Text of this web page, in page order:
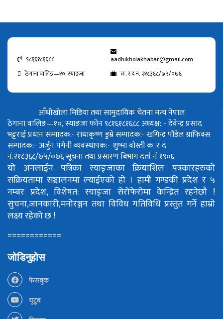
९८१६१८१६८८
aadhikholakhabar@gmail.com
ठेगाना वालिङ—१०, स्याङजा
क. र द नं. २१८३६८/७५/०७६
आँधीखोला मिडिया तथा सामुदायिक चेतना मन्च नेपाल
ठेगाना वालिङ—१०, स्याङजा फोन ९८१६१८१६८८अध्यक्ष: - देवेन्द्र प्रसाद
भट्टराईप्रधान सम्पादक:- राधाकृष्ण डुम्रेसम्पादक:- खगिन्द्र पौडेलग्राफिक्स
सम्पादक:- अर्जुन पंगेनीव्यवस्थापक:- शुष्मा वोस्तीक. र द
नं.२१८३६८/७५/०७६सूचना तथा प्रसारण बिभाग दर्ता नं १९०६
यो अनलाईन पत्रिका स्याङ्जाका क्रियाशिल पत्रकारहरुको
सक्रियतामा सञ्चालनमा ल्याईएको हो । हामी गण्डकी प्रदेश र ५
नम्बर प्रदेश, विशेषत: स्याङ्जा सेरोफेरोमा केन्द्रित रहनेछौ !
सुचना,जानकारी,मनोरञ्जन तथा विविध गतिविधि प्रस्तुत गर्ने हाम्रो
लक्ष्य रहेको छ !
============
जोडिनुहोस
फेसबुक
युटूब